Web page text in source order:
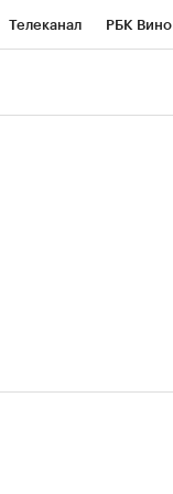
Телеканал РБК Вино